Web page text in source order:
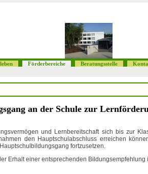
Förderbereiche Beratungsstelle
an der Schule zur
und Lernbereitschaft sich bis zur
den Hauptschulabschluss erreichen
Hauptschulbildungsgang fortzusetzen.
Erhalt einer entsprechenden